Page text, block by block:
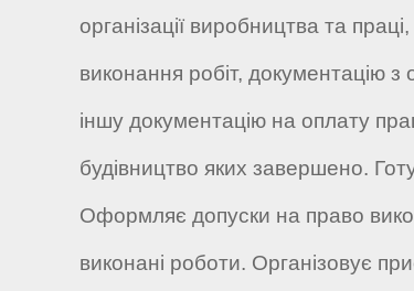
організації виробництва та
виконання робіт, документацію з
іншу документацію на оплату
будівництво яких завершено.
Оформляє допуски на право
виконані роботи. Організовує